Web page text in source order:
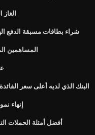
شراء بطاقات مسبقة الدفع
المساهمين
البنك الذي لديه أعلى سعر
إنهاء
أفضل أمثلة الحملات